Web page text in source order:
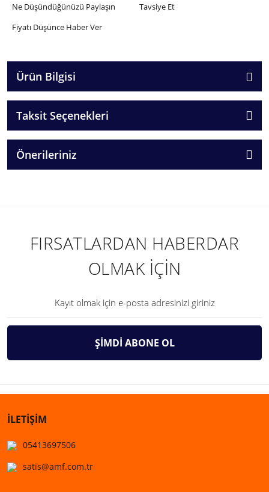
Ne Düşündüğünüzü Paylaşın
Tavsiye Et
Fiyatı Düşünce Haber Ver
Ürün Bilgisi
Taksit Seçenekleri
Önerileriniz
FIRSATLARDAN HABERDAR
OLMAK İÇİN
ŞİMDİ ABONE OL
İLETİŞİM
05413697506
satis@amf.com.tr